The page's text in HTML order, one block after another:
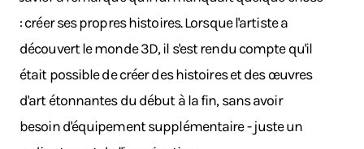
: créer ses propres histoires. Lorsque l'artiste a
découvert le monde 3D, il s'est rendu compte qu'il
était possible de créer des histoires et des œuvres
d'art étonnantes du début à la fin, sans avoir
besoin d'équipement supplémentaire - juste un